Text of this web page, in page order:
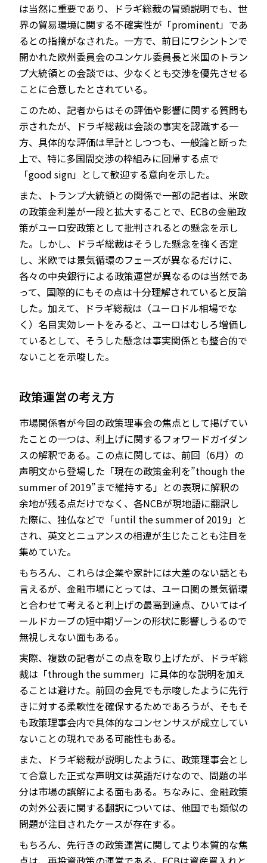
は当然に重要であり、ドラギ総裁の冒頭説明でも、世
界の貿易環境に関する不確実性が「prominent」であ
るとの指摘がなされた。一方で、前日にワシントンで
開かれた欧州委員会のユンケル委員長と米国のトラン
プ大統領との会談では、少なくとも交渉を優先させる
ことに合意したとされている。
このため、記者からはその評価や影響に関する質問も
示されたが、ドラギ総裁は会談の事実を認識する一
方、具体的な評価は早計としつつも、一般論と断った
上で、特に多国間交渉の枠組みに回帰する点で
「good sign」として歓迎する意向を示した。
また、トランプ大統領との関係で一部の記者は、米欧
の政策金利差が一段と拡大することで、ECBの金融政
策がユーロ安政策として批判されるとの懸念を示し
た。しかし、ドラギ総裁はそうした懸念を強く否定
し、米欧では景気循環のフェーズが異なるだけに、
各々の中央銀行による政策運営が異なるのは当然であ
って、国際的にもその点は十分理解されていると反論
した。加えて、ドラギ総裁は（ユーロドル相場でな
く）名目実効レートをみると、ユーロはむしろ増価し
ているとして、そうした懸念は事実関係とも整合的で
ないことを示唆した。
政策運営の考え方
市場関係者が今回の政策理事会の焦点として掲げてい
たことの一つは、利上げに関するフォワードガイダン
スの解釈である。この点に関しては、前回（6月）の
声明文から登場した「現在の政策金利を”though the
summer of 2019”まで維持する」との表現に解釈の
余地が残る点だけでなく、各NCBが現地語に翻訳し
た際に、独仏などで「until the summer of 2019」と
され、英文とニュアンスの相違が生じたことも注目を
集めていた。
もちろん、これらは企業や家計には大差のない話とも
言えるが、金融市場にとっては、ユーロ圏の景気循環
と合わせて考えると利上げの最高到達点、ひいてはイ
ールドカーブの短中期ゾーンの形状に影響しうるので
無視しえない面もある。
実際、複数の記者がこの点を取り上げたが、ドラギ総
裁は「through the summer」に具体的な説明を加え
ることは避けた。前回の会見でも示唆したように先行
きに対する柔軟性を確保するためであろうが、そもそ
も政策理事会内で具体的なコンセンサスが成立してい
ないことの現れである可能性もある。
また、ドラギ総裁が説明したように、政策理事会とし
て合意した正式な声明文は英語だけなので、問題の半
分は市場の誤解による面もある。ちなみに、金融政策
の対外公表に関する翻訳については、他国でも類似の
問題が注目されたケースが存在する。
もちろん、先行きの政策運営に関してより本質的な焦